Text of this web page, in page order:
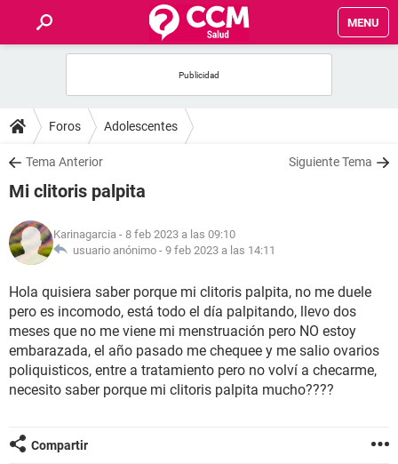
MENU
FOROS
SALUD
NUTRICIÓN
BIENESTAR
SEXUALIDAD
GLOSARIO
Foros Adolescentes
Tema Anterior Siguiente Tema
Mi clitoris palpita
Karinagarcia - 8 feb 2023 a las 09:10
usuario anónimo - 9 feb 2023 a las 14:11
Hola quisiera saber porque mi clitoris palpita, no me duele
pero es incomodo, está todo el día palpitando, llevo dos
meses que no me viene mi menstruación pero NO estoy
embarazada, el año pasado me chequee y me salio ovarios
poliquisticos, entre a tratamiento pero no volví a checarme,
necesito saber porque mi clitoris palpita mucho????
Compartir